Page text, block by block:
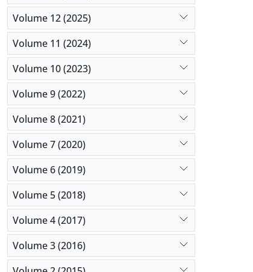
Volume 12 (2025)
Volume 11 (2024)
Volume 10 (2023)
Volume 9 (2022)
Volume 8 (2021)
Volume 7 (2020)
Volume 6 (2019)
Volume 5 (2018)
Volume 4 (2017)
Volume 3 (2016)